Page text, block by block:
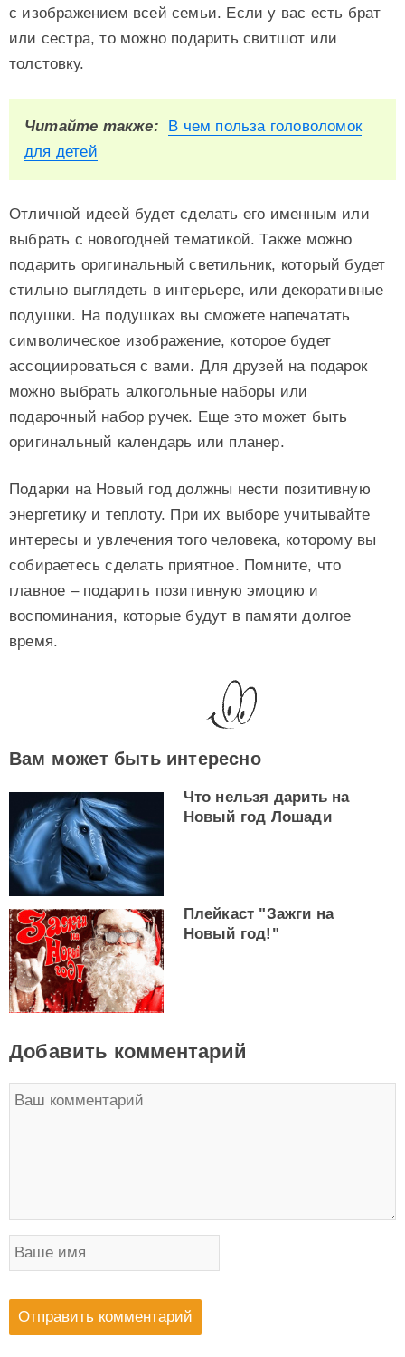
с изображением всей семьи. Если у вас есть брат
или сестра, то можно подарить свитшот или
толстовку.
Читайте также:
В чем польза головоломок
для детей
Отличной идеей будет сделать его именным или
выбрать с новогодней тематикой. Также можно
подарить оригинальный светильник, который будет
стильно выглядеть в интерьере, или декоративные
подушки. На подушках вы сможете напечатать
символическое изображение, которое будет
ассоциироваться с вами. Для друзей на подарок
можно выбрать алкогольные наборы или
подарочный набор ручек. Еще это может быть
оригинальный календарь или планер.
Подарки на Новый год должны нести позитивную
энергетику и теплоту. При их выборе учитывайте
интересы и увлечения того человека, которому вы
собираетесь сделать приятное. Помните, что
главное – подарить позитивную эмоцию и
воспоминания, которые будут в памяти долгое
время.
Вам может быть интересно
Что нельзя дарить на
Новый год Лошади
Плейкаст "Зажги на
Новый год!"
Добавить комментарий